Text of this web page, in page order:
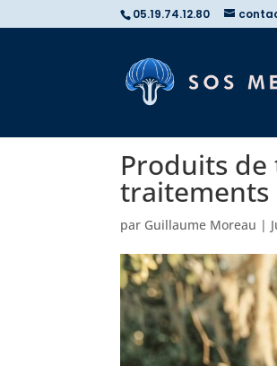
05.19.74.12.80
Produits
traitements
par Guillaume Moreau |